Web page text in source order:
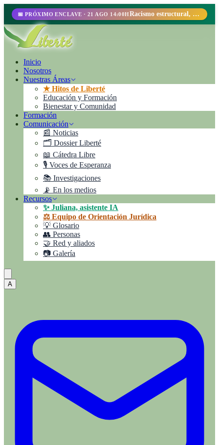
📅 PRÓXIMO ENCLAVE · 21 AGO 14:00H Racismo estructural, perfilamiento racial y abolicionismo carcelario.
Inicio
Nosotros
Nuestras Áreas
★ Hitos de Liberté
Educación y Formación
Bienestar y Comunidad
Formación
Comunicación
📰 Noticias
🗂️ Dossier Liberté
📖 Cátedra Libre
🎙️ Voces de Esperanza
📚 Investigaciones
📡 En los medios
Recursos
✨ Juliana, asistente IA
⚖️ Equipo de Orientación Jurídica
💡 Glosario
👥 Personas
🤝 Red y aliados
📷 Galería
A